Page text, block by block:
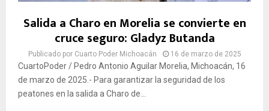
Salida a Charo en Morelia se convierte en
cruce seguro: Gladyz Butanda
Publicado por Cuarto Poder Michoacán 16 de marzo de 2025
CuartoPoder / Pedro Antonio Aguilar Morelia, Michoacán, 16
de marzo de 2025.- Para garantizar la seguridad de los
peatones en la salida a Charo de...